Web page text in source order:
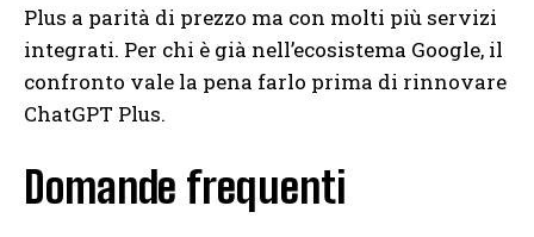
Plus a parità di prezzo ma con molti più servizi
integrati. Per chi è già nell’ecosistema Google, il
confronto vale la pena farlo prima di rinnovare
ChatGPT Plus.
Domande frequenti